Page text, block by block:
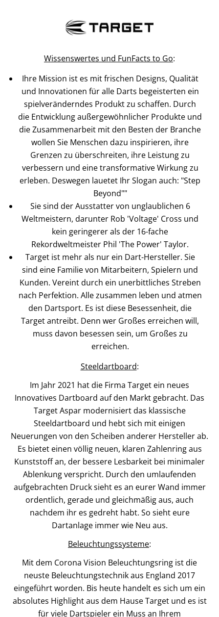
Wissenswertes und FunFacts to Go:
Ihre Mission ist es mit frischen Designs, Qualität
und Innovationen für alle Darts begeisterten ein
spielveränderndes Produkt zu schaffen. Durch
die Entwicklung außergewöhnlicher Produkte und
die Zusammenarbeit mit den Besten der Branche
wollen Sie Menschen dazu inspirieren, ihre
Grenzen zu überschreiten, ihre Leistung zu
verbessern und eine transformative Wirkung zu
erleben. Deswegen lauetet Ihr Slogan auch: "Step
Beyond""
Sie sind der Ausstatter von unglaublichen 6
Weltmeistern, darunter Rob 'Voltage' Cross und
kein geringerer als der 16-fache
Rekordweltmeister Phil 'The Power' Taylor.
Target ist mehr als nur ein Dart-Hersteller. Sie
sind eine Familie von Mitarbeitern, Spielern und
Kunden. Vereint durch ein unerbittliches Streben
nach Perfektion. Alle zusammen leben und atmen
den Dartsport. Es ist diese Besessenheit, die
Target antreibt. Denn wer Großes erreichen will,
muss davon besessen sein, um Großes zu
erreichen.
Steeldartboard:
Im Jahr 2021 hat die Firma Target ein neues
Innovatives Dartboard auf den Markt gebracht. Das
Target Aspar modernisiert das klassische
Steeldartboard und hebt sich mit einigen
Neuerungen von den Scheiben anderer Hersteller ab.
Es bietet einen völlig neuen, klaren Zahlenring aus
Kunststoff an, der bessere Lesbarkeit bei minimaler
Ablenkung verspricht. Durch den umlaufenden
aufgebrachten Druck sieht es an eurer Wand immer
ordentlich, gerade und gleichmäßig aus, auch
nachdem ihr es gedreht habt. So sieht eure
Dartanlage immer wie Neu aus.
Beleuchtungssysteme:
Mit dem Corona Vision Beleuchtungsring ist die
neuste Beleuchtungstechnik aus England 2017
eingeführt worden. Bis heute handelt es sich um ein
absolutes Highlight aus dem Hause Target und es ist
für viele Dartspieler ein Muss an Ihrem